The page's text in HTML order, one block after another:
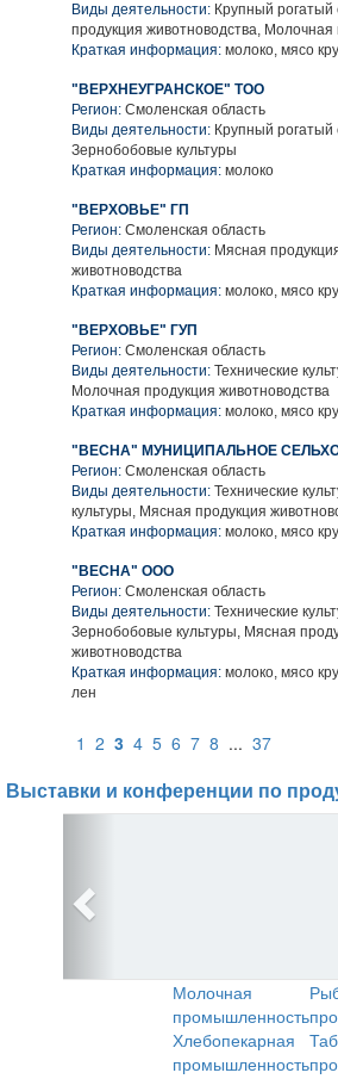
Виды деятельности: Крупный рогатый
продукция животноводства, Молочная
Краткая информация: молоко, мясо
"ВЕРХНЕУГРАНСКОЕ" ТОО
Регион: Смоленская область
Виды деятельности: Крупный рогатый
Зернобобовые культуры
Краткая информация: молоко
"ВЕРХОВЬЕ" ГП
Регион: Смоленская область
Виды деятельности: Мясная
животноводства
Краткая информация: молоко, мясо
"ВЕРХОВЬЕ" ГУП
Регион: Смоленская область
Виды деятельности: Технические
Молочная продукция животноводства
Краткая информация: молоко, мясо
"ВЕСНА" МУНИЦИПАЛЬНОЕ
Регион: Смоленская область
Виды деятельности: Технические
культуры, Мясная продукция
Краткая информация: молоко, мясо
"ВЕСНА" ООО
Регион: Смоленская область
Виды деятельности: Технические
Зернобобовые культуры, Мясная
животноводства
Краткая информация: молоко, мясо
лен
1 2 3 4 5 6 7 8 ... 37
Выставки и конференции по
Молочная
промышленность
Хлебопекарная
промышленность